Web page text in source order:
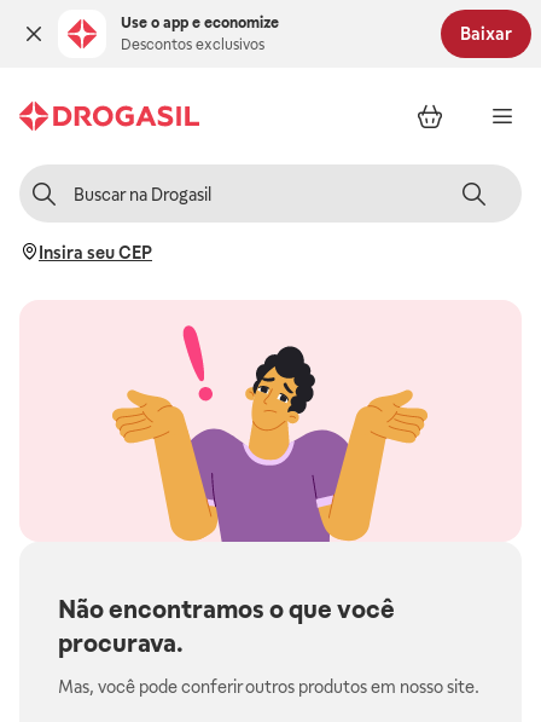
Use o app e economize
Descontos exclusivos
Baixar
Insira seu CEP
Não encontramos o que você
procurava.
Mas, você pode conferir outros produtos em nosso site.